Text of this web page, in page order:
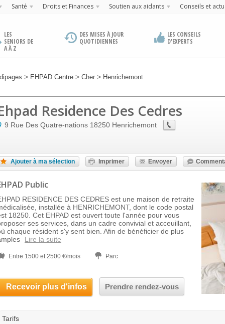
Santé Droits et Finances Soutien aux aidants Conseils et
LES
SENIORS DE
A À Z
DES MISES À JOUR
QUOTIDIENNES
LES CONSEILS
D'EXPERTS
> EHPAD Centre > Cher > Henrichemont
Residence Des Cedres
9 Rue Des Quatre-nations 18250 Henrichemont
Ajouter à ma sélection Imprimer Envoyer
Public
RESIDENCE DES CEDRES est une maison de retraite
installée à HENRICHEMONT, dont le code postal
18250. Cet EHPAD est ouvert toute l'année pour vous
ses services, dans un cadre convivial et acceuillant,
chaque résident s'y sent bien. Afin de bénéficier de plus
Lire la suite
Entre 1500 et 2500 €/mois Parc
Recevoir plus d'infos Prendre rendez-vous
Tarifs